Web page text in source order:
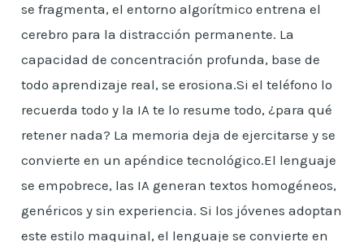
se fragmenta, el entorno algorítmico entrena el
cerebro para la distracción permanente. La
capacidad de concentración profunda, base de
todo aprendizaje real, se erosiona.Si el teléfono lo
recuerda todo y la IA te lo resume todo, ¿para qué
retener nada? La memoria deja de ejercitarse y se
convierte en un apéndice tecnológico.El lenguaje
se empobrece, las IA generan textos homogéneos,
genéricos y sin experiencia. Si los jóvenes adoptan
este estilo maquinal, el lenguaje se convierte en